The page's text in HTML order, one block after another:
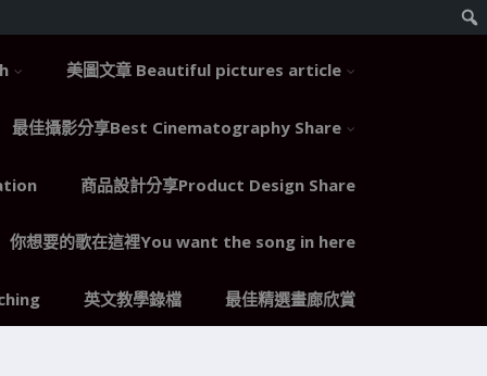
美圖文章 Beautiful pictures article
最佳攝影分享Best Cinematography Share
商品設計分享Product Design Share
你想要的歌在這裡You want the song in here
英文教學錄檔 最佳精選畫廊欣賞